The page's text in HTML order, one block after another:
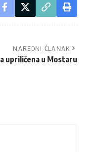
NAREDNI ČLANAK
upriličena u Mostaru